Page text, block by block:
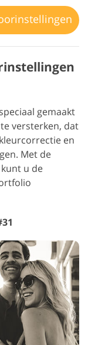
gemaakt
versterken, dat
en
Met de
u de